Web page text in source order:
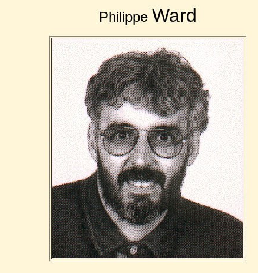
Philippe Ward